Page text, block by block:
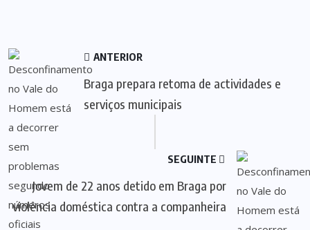
ANTERIOR
Braga prepara retoma de actividades e
serviços municipais
SEGUINTE
Jovem de 22 anos detido em Braga por
violência doméstica contra a companheira